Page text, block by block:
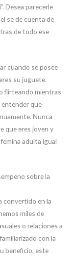
Desea parecerle
se de cuenta de
de todo ese
cuando se posee
su juguete.
flirteando mientras
entender que
Nunca
que eres joven y
adulta igual
sobre la
convertido en la
miles de
o relaciones a
con la
beneficio, este